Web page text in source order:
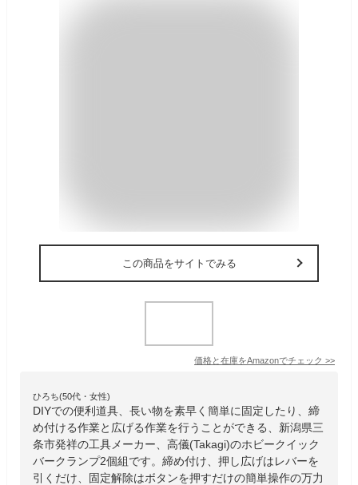
この商品をサイトでみる
価格と在庫をAmazonでチェック >>
ひろち(50代・女性)
DIYでの便利道具、長い物を素早く簡単に固定したり、締
め付ける作業と広げる作業を行うことができる、新潟県三
条市発祥の工具メーカー、高儀(Takagi)のホビークイック
バークランプ2個組です。締め付け、押し広げはレバーを
引くだけ、固定解除はボタンを押すだけの簡単操作の万力